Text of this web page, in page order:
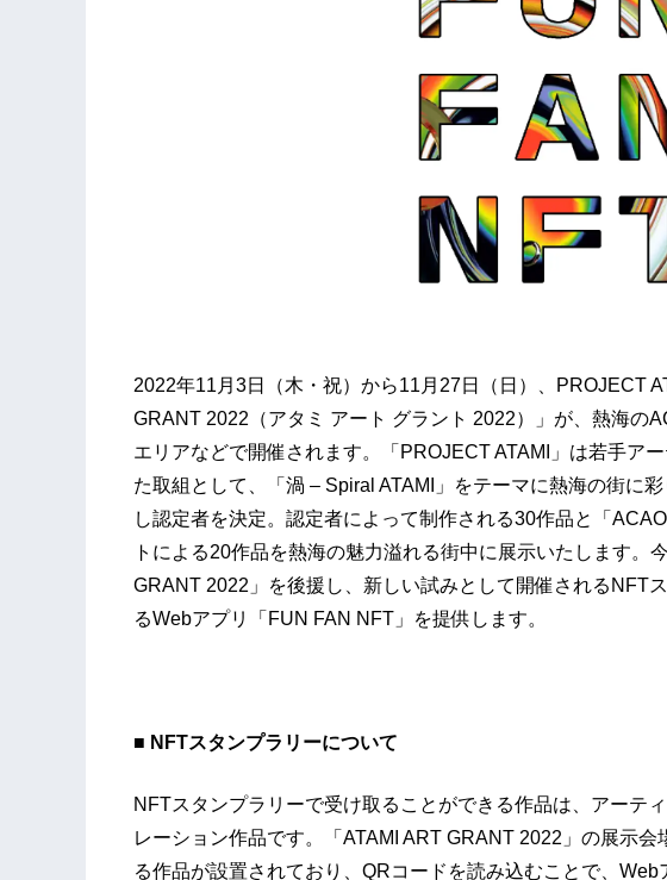
2022年11月3日（木・祝）から11月27日（日）、PROJECT
GRANT 2022（アタミ アート グラント 2022）」が、熱海の
エリアなどで開催されます。「PROJECT ATAMI」は若手ア
た取組として、「渦 – Spiral ATAMI」をテーマに熱海の街に
し認定者を決定。認定者によって制作される30作品と「
トによる20作品を熱海の魅力溢れる街中に展示いたします。
GRANT 2022」を後援し、新しい試みとして開催されるNFT
るWebアプリ「FUN FAN NFT」を提供します。
■ NFTスタンプラリーについて
NFTスタンプラリーで受け取ることができる作品は、アーテ
レーション作品です。「ATAMI ART GRANT 2022」の展示
る作品が設置されており、QRコードを読み込むことで、